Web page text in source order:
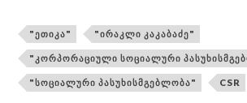
"ᲔᲗᲘᲙᲐ" "ᲘᲠᲐᲙᲚᲘ ᲙᲐᲙᲐᲑᲐᲫᲔ"
"ᲙᲝᲠᲞᲝᲠᲐᲪᲘᲣᲚᲘ ᲡᲝᲪᲘᲐᲚᲣᲠᲘ
"ᲡᲝᲪᲘᲐᲚᲣᲠᲘ ᲞᲐᲡᲣᲮᲘᲡᲛᲒᲔᲑᲚᲝᲑᲐ" CSR